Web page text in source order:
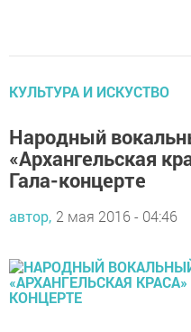
КУЛЬТУРА И ИСКУСТВО
Народный
«Архангельская
Гала-концерте
автор, 2 мая 2016 - 04:46